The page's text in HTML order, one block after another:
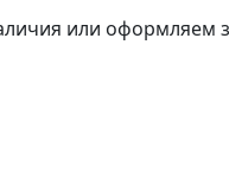
или оформляем